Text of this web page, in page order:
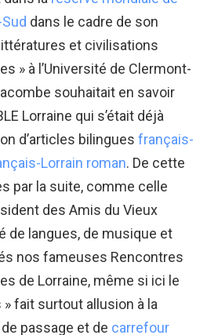
dans le cadre de son
et civilisations
» à l’Université de Clermont-
souhaitait en savoir
Lorraine qui s’était déjà
d’articles bilingues français-
Lorrain roman. De cette
par la suite, comme celle
des Amis du Vieux
de langues, de musique et
nos fameuses Rencontres
de Lorraine, même si ici le
fait surtout allusion à la
passage et de carrefour